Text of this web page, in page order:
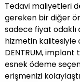
Tedavi maliyetleri
gereken bir diğer
sadece fiyat odaklı
hizmetin kalitesiyle
DENTRUM,
esnek ödeme
erişmenizi